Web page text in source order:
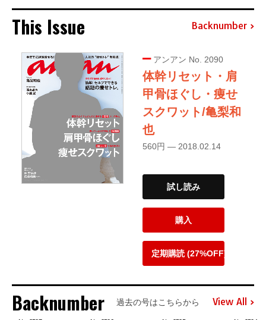
This Issue Backnumber
アンアン No. 2090
体幹リセット・肩
甲骨ほぐし・痩せ
スクワット/亀梨和
也
560円 — 2018.02.14
試し読み
購入
定期購読 (27%OFF)
Backnumber 過去の号はこちらから View All